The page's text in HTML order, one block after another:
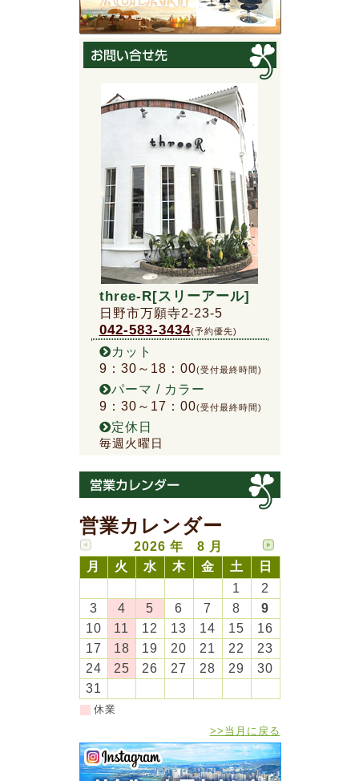
three-R[スリーアール]
日野市万願寺2-23-5
042-583-3434(予約優先)
カット
9：30～18：00(受付最終時間)
パーマ / カラー
9：30～17：00(受付最終時間)
定休日
毎週火曜日
営業カレンダー
2026 年 8 月
月
火 水 木 金 土
日
1
2
3
4 5 6 7 8
9
10
11 12 13 14 15
16
17
18 19 20 21 22
23
24
25 26 27 28 29
30
31
休業
>>当月に戻る